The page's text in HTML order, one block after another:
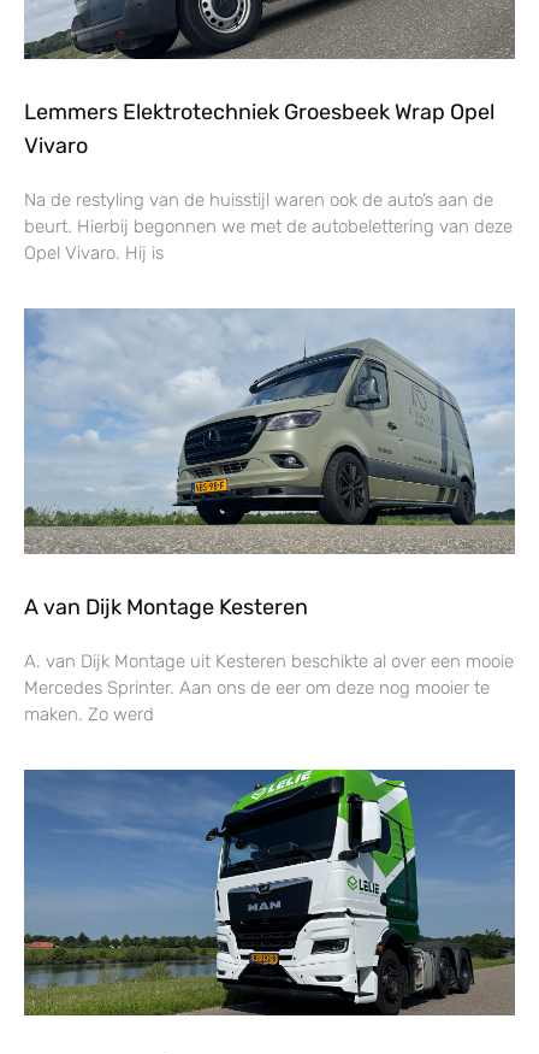
Lemmers Elektrotechniek Groesbeek Wrap Opel
Vivaro
Na de restyling van de huisstijl waren ook de auto’s aan de
beurt. Hierbij begonnen we met de autobelettering van deze
Opel Vivaro. Hij is
A van Dijk Montage Kesteren
A. van Dijk Montage uit Kesteren beschikte al over een mooie
Mercedes Sprinter. Aan ons de eer om deze nog mooier te
maken. Zo werd